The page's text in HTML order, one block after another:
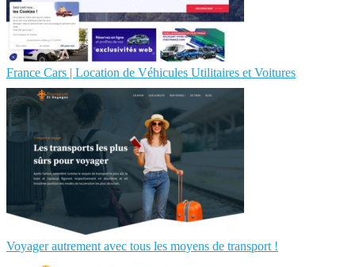
France Cars | Location de Véhicules Utilitaires et Voitures
Voyager autrement avec tous les moyens de transport !